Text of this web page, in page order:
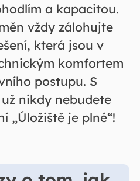
a kapacitou.
vždy zálohujte
která jsou v
komfortem
postupu. S
nikdy nebudete
„Úložiště je plné“!